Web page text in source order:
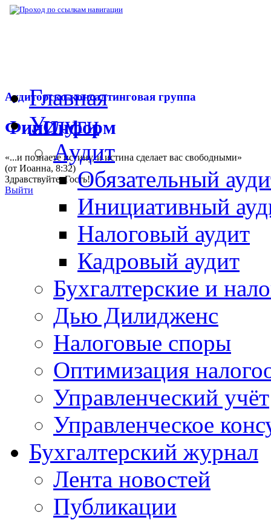
Аудиторско-консалтинговая группа
ФинИнформ
«...и познаете истину, и истина сделает вас свободными»
(от Иоанна, 8:32)
Здравствуйте,Гость!
Выйти
Главная
Услуги
Аудит
Обязательный
Инициативный
Налоговый аудит
Кадровый аудит
Бухгалтерские и
Дью Дилидженс
Налоговые споры
Оптимизация
Управленческий учёт
Управленческое
Бухгалтерский журнал
Лента новостей
Публикации